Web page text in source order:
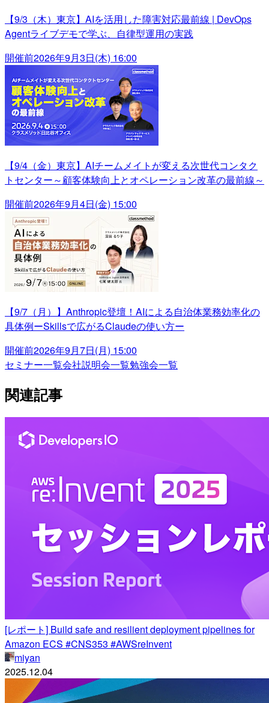
【9/3（木）東京】AIを活用した障害対応最前線 | DevOps
Agentライブデモで学ぶ、自律型運用の実践
開催前2026年9月3日(木) 16:00
【9/4（金）東京】AIチームメイトが変える次世代コンタク
トセンター～顧客体験向上とオペレーション改革の最前線～
開催前2026年9月4日(金) 15:00
【9/7（月）】Anthropic登壇！AIによる自治体業務効率化の
具体例ーSkillsで広がるClaudeの使い方ー
開催前2026年9月7日(月) 15:00
セミナー一覧会社説明会一覧勉強会一覧
関連記事
[レポート] Build safe and resilient deployment pipelines for
Amazon ECS #CNS353 #AWSreInvent
miyan
2025.12.04